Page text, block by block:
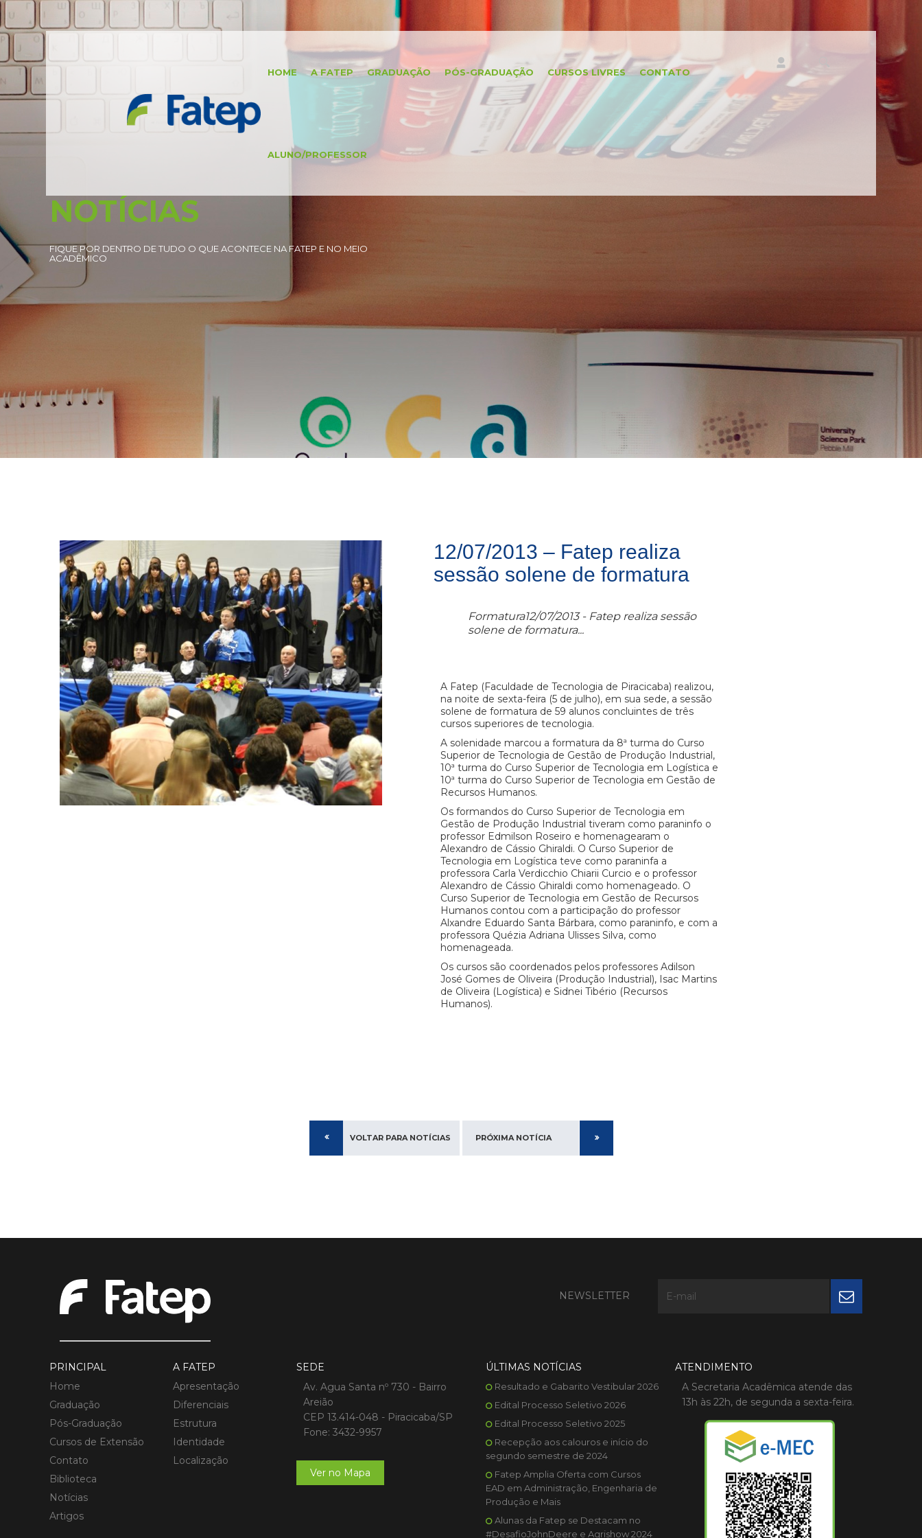
HOME A FATEP GRADUAÇÃO PÓS-GRADUAÇÃO CURSOS LIVRES CONTATO
ALUNO/PROFESSOR
NOTÍCIAS
FIQUE POR DENTRO DE TUDO O QUE ACONTECE NA FATEP E NO MEIO
ACADÊMICO
12/07/2013 – Fatep realiza
sessão solene de formatura
Formatura12/07/2013 - Fatep realiza sessão
solene de formatura...
A Fatep (Faculdade de Tecnologia de Piracicaba) realizou,
na noite de sexta-feira (5 de julho), em sua sede, a sessão
solene de formatura de 59 alunos concluintes de três
cursos superiores de tecnologia.
A solenidade marcou a formatura da 8ª turma do Curso
Superior de Tecnologia de Gestão de Produção Industrial,
10ª turma do Curso Superior de Tecnologia em Logística e
10ª turma do Curso Superior de Tecnologia em Gestão de
Recursos Humanos.
Os formandos do Curso Superior de Tecnologia em
Gestão de Produção Industrial tiveram como paraninfo o
professor Edmilson Roseiro e homenagearam o
Alexandro de Cássio Ghiraldi. O Curso Superior de
Tecnologia em Logística teve como paraninfa a
professora Carla Verdicchio Chiarii Curcio e o professor
Alexandro de Cássio Ghiraldi como homenageado. O
Curso Superior de Tecnologia em Gestão de Recursos
Humanos contou com a participação do professor
Alxandre Eduardo Santa Bárbara, como paraninfo, e com a
professora Quézia Adriana Ulisses Silva, como
homenageada.
Os cursos são coordenados pelos professores Adilson
José Gomes de Oliveira (Produção Industrial), Isac Martins
de Oliveira (Logística) e Sidnei Tibério (Recursos
Humanos).
VOLTAR PARA NOTÍCIAS PRÓXIMA NOTÍCIA
NEWSLETTER
PRINCIPAL
Home
Graduação
Pós-Graduação
Cursos de Extensão
Contato
Biblioteca
Notícias
Artigos
A FATEP
Apresentação
Diferenciais
Estrutura
Identidade
Localização
SEDE
Av. Agua Santa nº 730 - Bairro
Areião
CEP 13.414-048 - Piracicaba/SP
Fone: 3432-9957
Ver no Mapa
ÚLTIMAS NOTÍCIAS
Resultado e Gabarito Vestibular 2026
Edital Processo Seletivo 2026
Edital Processo Seletivo 2025
Recepção aos calouros e início do
segundo semestre de 2024
Fatep Amplia Oferta com Cursos
EAD em Administração, Engenharia de
Produção e Mais
Alunas da Fatep se Destacam no
#DesafioJohnDeere e Agrishow 2024
ATENDIMENTO
A Secretaria Acadêmica atende das
13h às 22h, de segunda a sexta-feira.